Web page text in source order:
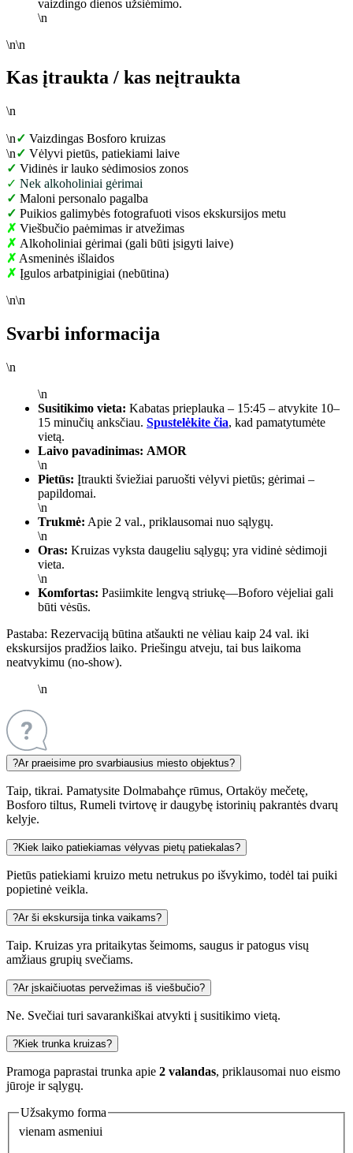
vaizdingo dienos užsiėmimo.
\n
\n\n
Kas įtraukta / kas neįtraukta
\n
\n✓ Vaizdingas Bosforo kruizas
\n✓ Vėlyvi pietūs, patiekiami laive
✓ Vidinės ir lauko sėdimosios zonos
✓ Nek alkoholiniai gėrimai
✓ Maloni personalo pagalba
✓ Puikios galimybės fotografuoti visos ekskursijos metu
✗ Viešbučio paėmimas ir atvežimas
✗ Alkoholiniai gėrimai (gali būti įsigyti laive)
✗ Asmeninės išlaidos
✗ Įgulos arbatpinigiai (nebūtina)
\n\n
Svarbi informacija
\n
\n
Susitikimo vieta: Kabatas prieplauka – 15:45 – atvykite 10–
15 minučių anksčiau. Spustelėkite čia, kad pamatytumėte
vietą.
Laivo pavadinimas: AMOR
\n
Pietūs: Įtraukti šviežiai paruošti vėlyvi pietūs; gėrimai –
papildomai.
\n
Trukmė: Apie 2 val., priklausomai nuo sąlygų.
\n
Oras: Kruizas vyksta daugeliu sąlygų; yra vidinė sėdimoji
vieta.
\n
Komfortas: Pasiimkite lengvą striukę—Boforo vėjeliai gali
būti vėsūs.
Pastaba: Rezervaciją būtina atšaukti ne vėliau kaip 24 val. iki
ekskursijos pradžios laiko. Priešingu atveju, tai bus laikoma
neatvykimu (no-show).
\n
?Ar praeisime pro svarbiausius miesto objektus?
Taip, tikrai. Pamatysite Dolmabahçe rūmus, Ortaköy mečetę,
Bosforo tiltus, Rumeli tvirtovę ir daugybę istorinių pakrantės dvarų
kelyje.
?Kiek laiko patiekiamas vėlyvas pietų patiekalas?
Pietūs patiekiami kruizo metu netrukus po išvykimo, todėl tai puiki
popietinė veikla.
?Ar ši ekskursija tinka vaikams?
Taip. Kruizas yra pritaikytas šeimoms, saugus ir patogus visų
amžiaus grupių svečiams.
?Ar įskaičiuotas pervežimas iš viešbučio?
Ne. Svečiai turi savarankiškai atvykti į susitikimo vietą.
?Kiek trunka kruizas?
Pramoga paprastai trunka apie 2 valandas, priklausomai nuo eismo
jūroje ir sąlygų.
Užsakymo forma
vienam asmeniui